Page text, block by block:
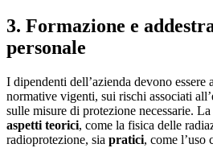
3. Formazione e
personale
I dipendenti dell’azienda devono essere
normative vigenti, sui rischi associati
sulle misure di protezione necessarie.
aspetti teorici, come la fisica delle
radioprotezione, sia pratici, come l’uso